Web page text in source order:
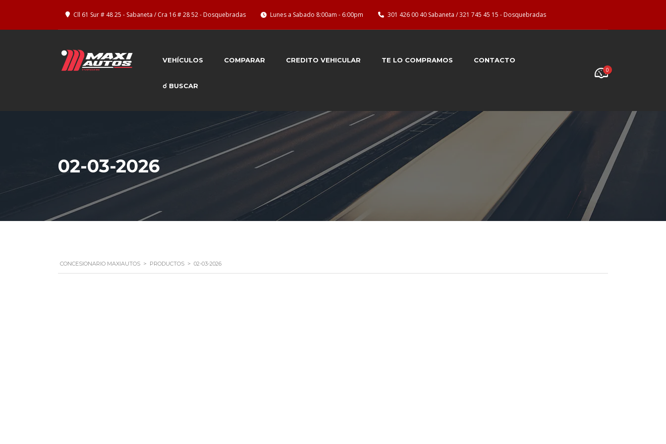
Cll 61 Sur # 48 25 - Sabaneta / Cra 16 # 28 52 - Dosquebradas Lunes a Sabado 8:00am - 6:00pm 301 426 00 40 Sabaneta / 321 745 45 15 - Dosquebradas
VEHÍCULOS COMPARAR CREDITO VEHICULAR TE LO COMPRAMOS CONTACTO
☌ BUSCAR
0
02-03-2026
CONCESIONARIO MAXIAUTOS > PRODUCTOS > 02-03-2026